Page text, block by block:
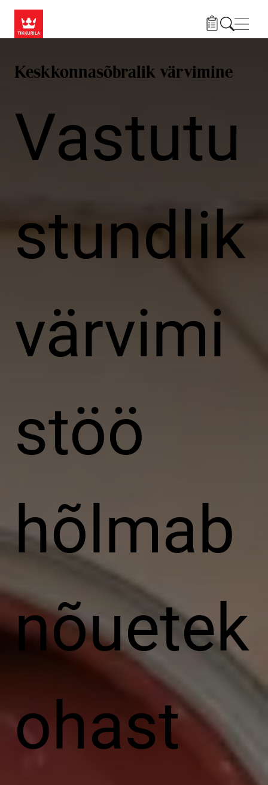
Keskkonnasõbralik värvimine
Vastutu
stundlik
värvimi
stöö
hõlmab
nõuetek
ohast